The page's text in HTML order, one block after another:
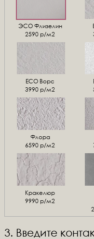
ЭСО Флизелин
2590 р/м2
ЕСО Ворс
3990 р/м2
Флора
6590 р/м2
Кракелюр
9990 р/м2
3. Введите